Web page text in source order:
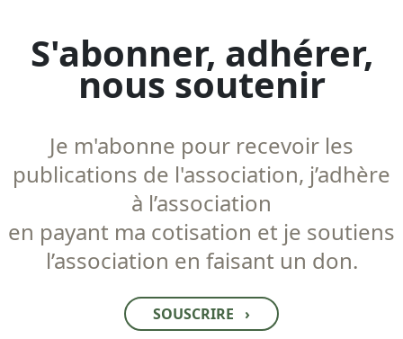
S'abonner, adhérer,
nous soutenir
Je m'abonne pour recevoir les
publications de l'association, j’adhère
à l’association
en payant ma cotisation et je soutiens
l’association en faisant un don.
SOUSCRIRE ›